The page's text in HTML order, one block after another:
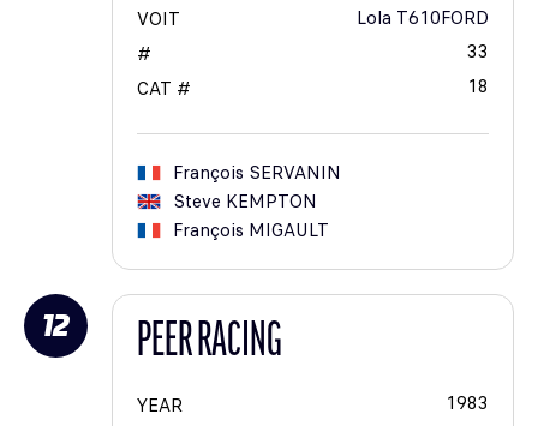
VOIT
Lola T610FORD
#
33
CAT #
18
François SERVANIN
Steve KEMPTON
François MIGAULT
12 PEER RACING
YEAR
1983